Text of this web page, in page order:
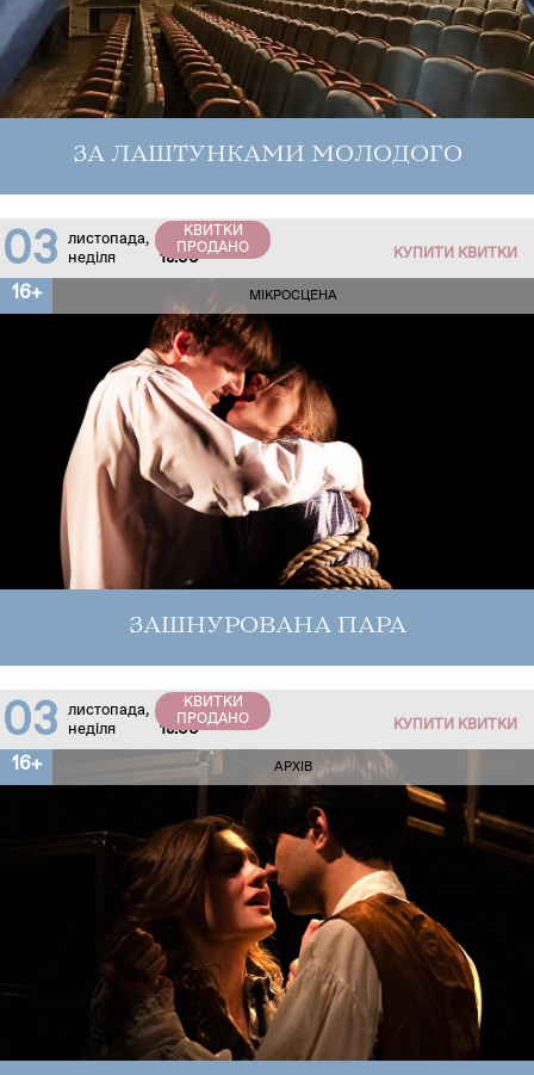
ЗА ЛАШТУНКАМИ МОЛОДОГО
03
листопада,
неділя
18:00
КВИТКИ
ПРОДАНО
КУПИТИ КВИТКИ
16+ МІКРОСЦЕНА
ЗАШНУРОВАНА ПАРА
03
листопада,
неділя
18:00
КВИТКИ
ПРОДАНО
КУПИТИ КВИТКИ
16+ АРХІВ